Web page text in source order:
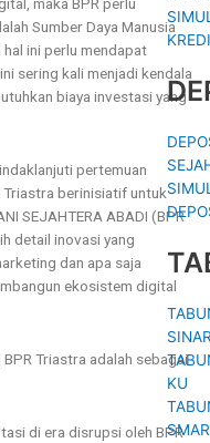
KU
maka BPR perlu
Sumber Daya Manusia
ini perlu mendapat
sering kali menjadi kendala
biaya investasi yang
pertemuan
Triastra berinisiatif untuk
SEJAHTERA ABADI (BPR
detail inovasi yang
dan apa saja
ekosistem digital
Triastra adalah sebagai
di era disrupsi oleh BPR